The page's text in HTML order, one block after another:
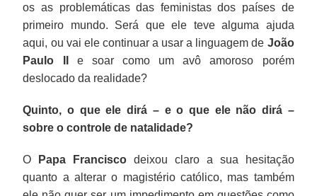
os as problemáticas das feministas dos países de
primeiro mundo. Será que ele teve alguma ajuda
aqui, ou vai ele continuar a usar a linguagem de João
Paulo II
e soar como um avô amoroso porém
deslocado da realidade?
Quinto, o que ele dirá – e o que ele não dirá –
sobre o controle de natalidade?
O Papa Francisco deixou claro a sua hesitação
quanto a alterar o magistério católico, mas também